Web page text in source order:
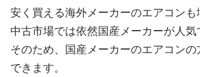
安く買える海外メーカーのエアコンも
中古市場では依然国産メーカーが人気
そのため、国産メーカーのエアコン
できます。